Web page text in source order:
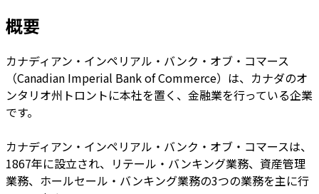
概要
カナディアン・インペリアル・バンク・オブ・コマース
（Canadian Imperial Bank of Commerce）は、カナダのオ
ンタリオ州トロントに本社を置く、金融業を行っている企業
です。
カナディアン・インペリアル・バンク・オブ・コマースは、
1867年に設立され、リテール・バンキング業務、資産管理
業務、ホールセール・バンキング業務の3つの業務を主に行